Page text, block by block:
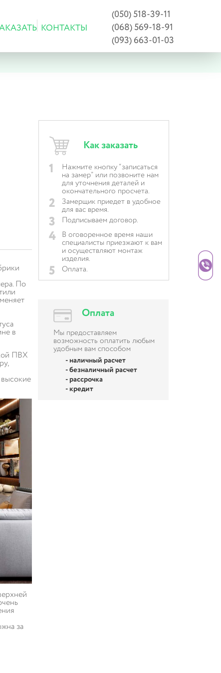
КОНТАКТЫ
(050) 518-39-11
(068) 569-18-91
(093) 663-01-03
По
в
ПВХ
за
Как заказать
1 Нажмите кнопку “записаться
на замер” или позвоните нам
для уточнения деталей и
окончательного просчета.
2 Замерщик приедет в удобное
для вас время.
3 Подписываем договор.
4 В оговоренное время наши
специалисты приезжают к вам
и осуществляют монтаж
изделия.
5 Оплата.
Оплата
Мы предоставляем
возможность оплатить любым
удобным вам способом
- наличный расчет
- безналичный расчет
- рассрочка
- кредит